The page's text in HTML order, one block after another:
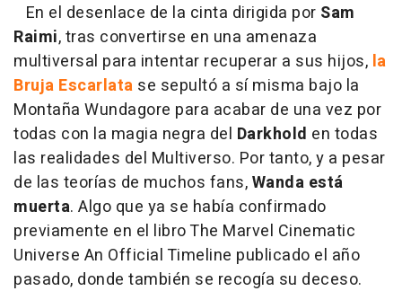
En el desenlace de la cinta dirigida por Sam
Raimi, tras convertirse en una amenaza
multiversal para intentar recuperar a sus hijos, la
Bruja Escarlata se sepultó a sí misma bajo la
Montaña Wundagore para acabar de una vez por
todas con la magia negra del Darkhold en todas
las realidades del Multiverso. Por tanto, y a pesar
de las teorías de muchos fans,Wanda está
muerta. Algo que ya se había confirmado
previamente en el libro The Marvel Cinematic
Universe An Official Timeline publicado el año
pasado, donde también se recogía su deceso.